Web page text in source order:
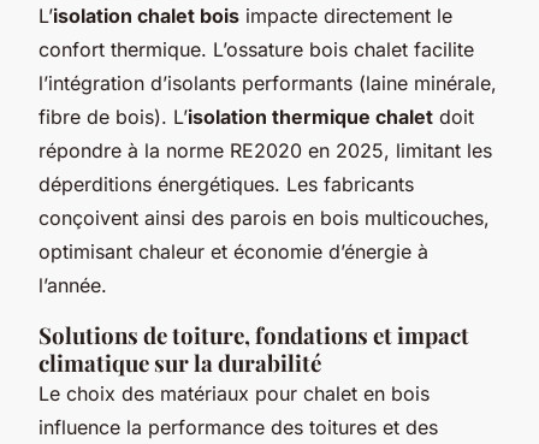
L’isolation chalet bois impacte directement le
confort thermique. L’ossature bois chalet facilite
l’intégration d’isolants performants (laine minérale,
fibre de bois). L’isolation thermique chalet doit
répondre à la norme RE2020 en 2025, limitant les
déperditions énergétiques. Les fabricants
conçoivent ainsi des parois en bois multicouches,
optimisant chaleur et économie d’énergie à
l’année.
Solutions de toiture, fondations et impact
climatique sur la durabilité
Le choix des matériaux pour chalet en bois
influence la performance des toitures et des